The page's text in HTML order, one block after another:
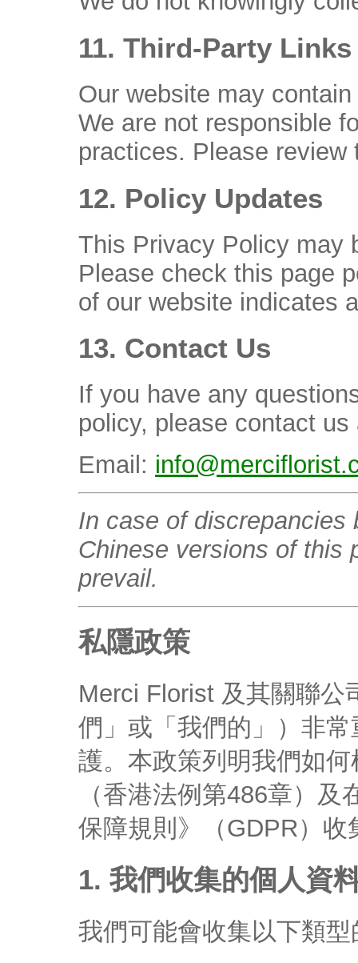
11. Third-Party Links
Our website may
We are not responsible
practices. Please
12. Policy Updates
This Privacy Policy may
Please check this page
of our website indicates
13. Contact Us
If you have any
policy, please contact us
Email:
In case of discrepancies
Chinese versions of this
prevail.
私隱政策
Merci Florist 及其關聯公
們」或「我們的」）非
護。本政策列明我們如
（香港法例第486章）
保障規則》（GDPR）
1. 我們收集的個人資
我們可能會收集以下類